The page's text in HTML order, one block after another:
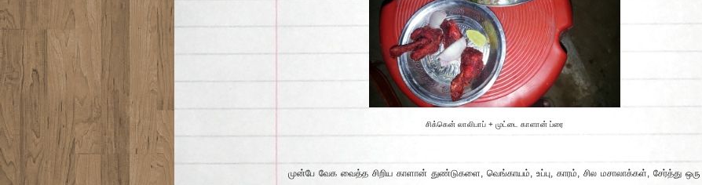
சிக்கென் லாலிபாப் + முட்டை காளான் ப்ரை
முன்பே வேக வைத்த சிறிய காளான் துண்டுகளை, வெங்காயம், உப்பு, காரம், சில மசாலாக்கள், சேர்த்து ஒரு